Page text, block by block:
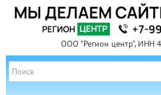
ООО "Регион центр", ИНН